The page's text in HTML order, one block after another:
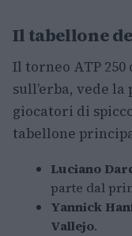
Il tabellone
Il torneo ATP
sull’erba, vede
giocatori di
tabellone
Luciano
parte dal
Yannick
Vallejo.